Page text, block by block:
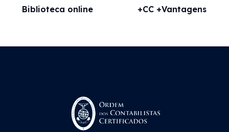
Biblioteca online +CC +Vantagens